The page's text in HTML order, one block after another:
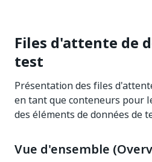
Files d'attente de
test
Présentation des files
en tant que conteneurs pour
des éléments de données de
Vue d'ensemble